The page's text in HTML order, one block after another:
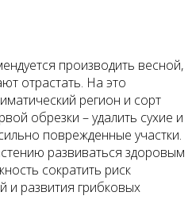
производить весной,
отрастать. На это
регион и сорт
обрезки – удалить сухие и
поврежденные участки.
развиваться здоровым
сократить риск
и развития грибковых